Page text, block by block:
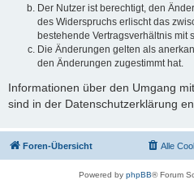
Der Nutzer ist berechtigt, den
des Widerspruchs erlischt das
bestehende Vertragsverhältnis mit
Die Änderungen gelten als
den Änderungen zugestimmt hat.
Informationen über den Umgang
sind in der Datenschutzerklärung
Foren-Übersicht Alle
Powered by phpBB® Forum